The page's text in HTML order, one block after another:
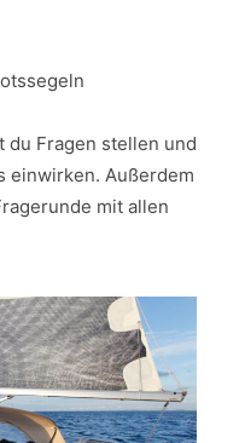
du Fragen stellen und
einwirken. Außerdem
mit allen